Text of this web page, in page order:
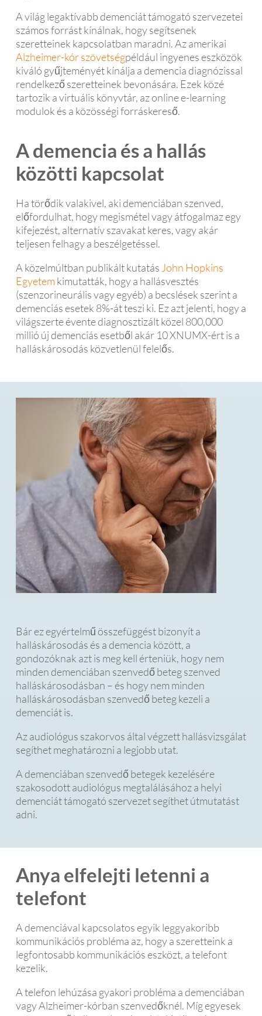
A világ legaktívabb demenciát támogató szervezetei
számos forrást kínálnak, hogy segítsenek
szeretteinek kapcsolatban maradni. Az amerikai
Alzheimer-kór szövetségpéldául ingyenes eszközök
kiváló gyűjteményét kínálja a demencia diagnózissal
rendelkező szeretteinek bevonására. Ezek közé
tartozik a virtuális könyvtár, az online e-learning
modulok és a közösségi forráskereső.
A demencia és a hallás
közötti kapcsolat
Ha törődik valakivel, aki demenciában szenved,
előfordulhat, hogy megismétel vagy átfogalmaz egy
kifejezést, alternatív szavakat keres, vagy akár
teljesen felhagy a beszélgetéssel.
A közelmúltban publikált kutatás John Hopkins
Egyetemkimutatták, hogy a hallásvesztés
(szenzorineurális vagy egyéb) a becslések szerint a
demenciás esetek 8%-át teszi ki. Ez azt jelenti, hogy a
világszerte évente diagnosztizált közel 800,000
millió új demenciás esetből akár 10 XNUMX-ért is a
halláskárosodás közvetlenül felelős.
Bár ez egyértelmű összefüggést bizonyít a
halláskárosodás és a demencia között, a
gondozóknak azt is meg kell érteniük, hogy nem
minden demenciában szenvedő beteg szenved
halláskárosodásban – és hogy nem minden
halláskárosodásban szenvedő beteg kezeli a
demenciát is.
Az audiológus szakorvos által végzett hallásvizsgálat
segíthet meghatározni a legjobb utat.
A demenciában szenvedő betegek kezelésére
szakosodott audiológus megtalálásához a helyi
demenciát támogató szervezet segíthet útmutatást
adni.
Anya elfelejti letenni a
telefont
A demenciával kapcsolatos egyik leggyakoribb
kommunikációs probléma az, hogy a szeretteink a
legfontosabb kommunikációs eszközt, a telefont
kezelik.
A telefon lehúzása gyakori probléma a demenciában
vagy Alzheimer-kórban szenvedőknél. Míg egyesek